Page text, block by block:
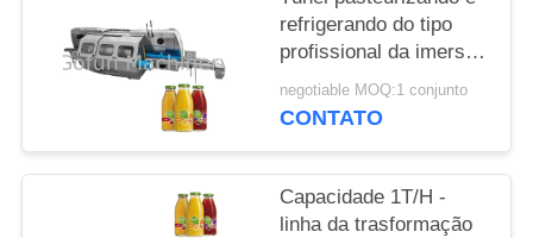
SITE
PRIVACIDADE
refrigerando do tipo
profissional da imersão
da água do
esterilizador
negotiable MOQ:1 conjunto
CONTATO
Capacidade 1T/H -
linha da trasformação